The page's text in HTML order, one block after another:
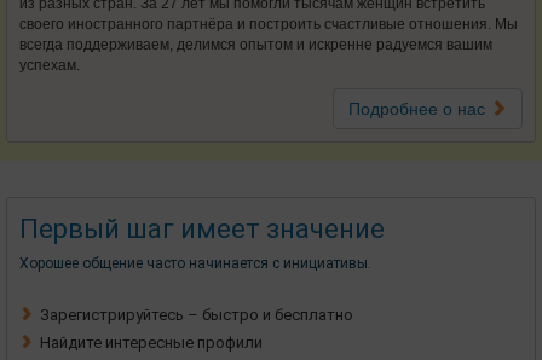
из разных стран. За 27 лет мы помогли тысячам женщин встретить
своего иностранного партнёра и построить счастливые отношения. Мы
всегда поддерживаем, делимся опытом и искренне радуемся вашим
успехам.
Подробнее о нас
Первый шаг имеет значение
Хорошее общение часто начинается с инициативы.
Зарегистрируйтесь – быстро и бесплатно
Найдите интересные профили